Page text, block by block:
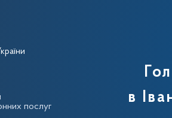
Державної
послуг
в